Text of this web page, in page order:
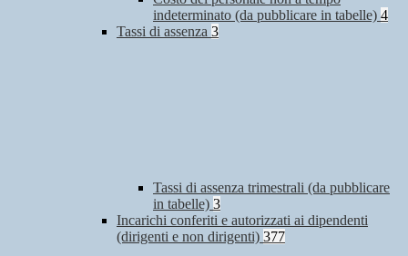
indeterminato (da pubblicare in tabelle) 4
Tassi di assenza 3
Tassi di assenza trimestrali (da pubblicare
in tabelle) 3
Incarichi conferiti e autorizzati ai dipendenti
(dirigenti e non dirigenti) 377